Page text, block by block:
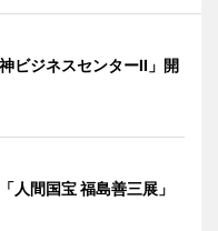
ビジネスセンターII」開
人間国宝 福島善三展」